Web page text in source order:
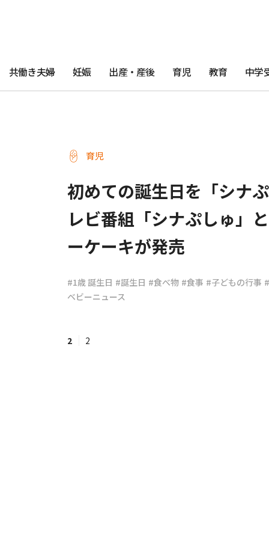
共働き夫婦 妊娠 出産・産後 育児 教育 中学
育児
初めての誕生日を「シナ
レビ番組「シナぷしゅ」
ーケーキが発売
#1歳 誕生日 #誕生日 #食べ物 #食事 #子どもの行事
ベビーニュース
2 2